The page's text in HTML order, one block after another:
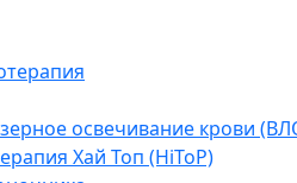
освечивание крови
Хай Топ (HiToP)